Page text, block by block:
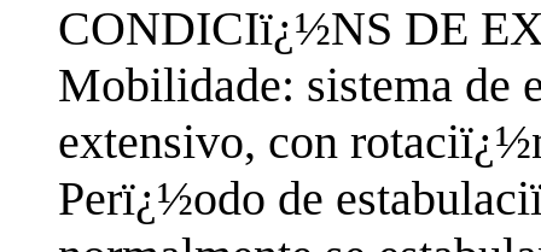
CONDICIï¿½NS DE
Mobilidade: sistema de
extensivo, con
Perï¿½odo de